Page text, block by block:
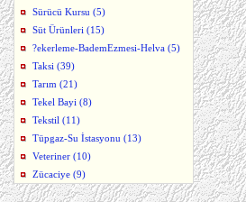
Sürücü Kursu (5)
Süt Ürünleri (15)
?ekerleme-BademEzmesi-Helva (5)
Taksi (39)
Tarım (21)
Tekel Bayi (8)
Tekstil (11)
Tüpgaz-Su İstasyonu (13)
Veteriner (10)
Zücaciye (9)